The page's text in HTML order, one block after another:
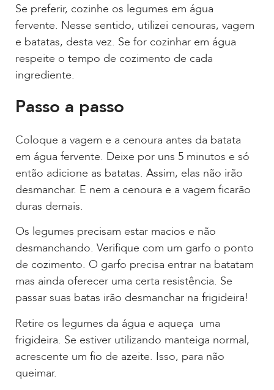
Se preferir, cozinhe os legumes em água
fervente. Nesse sentido, utilizei cenouras, vagem
e batatas, desta vez. Se for cozinhar em água
respeite o tempo de cozimento de cada
ingrediente.
Passo a passo
Coloque a vagem e a cenoura antes da batata
em água fervente. Deixe por uns 5 minutos e só
então adicione as batatas. Assim, elas não irão
desmanchar. E nem a cenoura e a vagem ficarão
duras demais.
Os legumes precisam estar macios e não
desmanchando. Verifique com um garfo o ponto
de cozimento. O garfo precisa entrar na batatam
mas ainda oferecer uma certa resistência. Se
passar suas batas irão desmanchar na frigideira!
Retire os legumes da água e aqueça uma
frigideira. Se estiver utilizando manteiga normal,
acrescente um fio de azeite. Isso, para não
queimar.